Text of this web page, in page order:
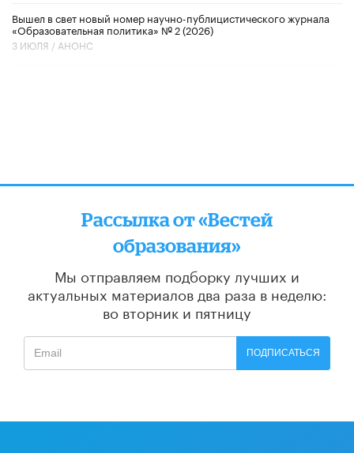
Вышел в свет новый номер научно-публицистического журнала
«Образовательная политика» № 2 (2026)
3 ИЮЛЯ / АНОНС
Рассылка от «Вестей
образования»
Мы отправляем подборку лучших и
актуальных материалов два раза в неделю:
во вторник и пятницу
ПОДПИСАТЬСЯ